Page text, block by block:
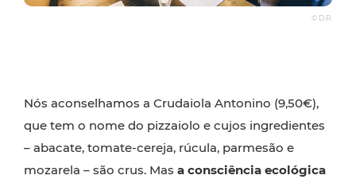
© D.R.
Nós aconselhamos a Crudaiola Antonino (9,50€),
que tem o nome do pizzaiolo e cujos ingredientes
– abacate, tomate-cereja, rúcula, parmesão e
mozarela – são crus. Mas a consciência ecológica